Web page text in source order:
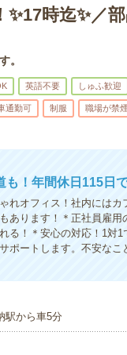
時迄✨／
。
英語不要 しゅふ歓迎
通勤可 制服 職場が禁
！年間休日115日
れオフィス！社内には
あります！＊正社員雇
る！＊安心の対応！1対
ポートします。不安な
駅から車5分